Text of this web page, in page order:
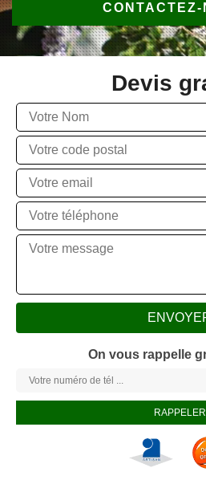
CONTACTEZ-
Devis
On vous rappelle